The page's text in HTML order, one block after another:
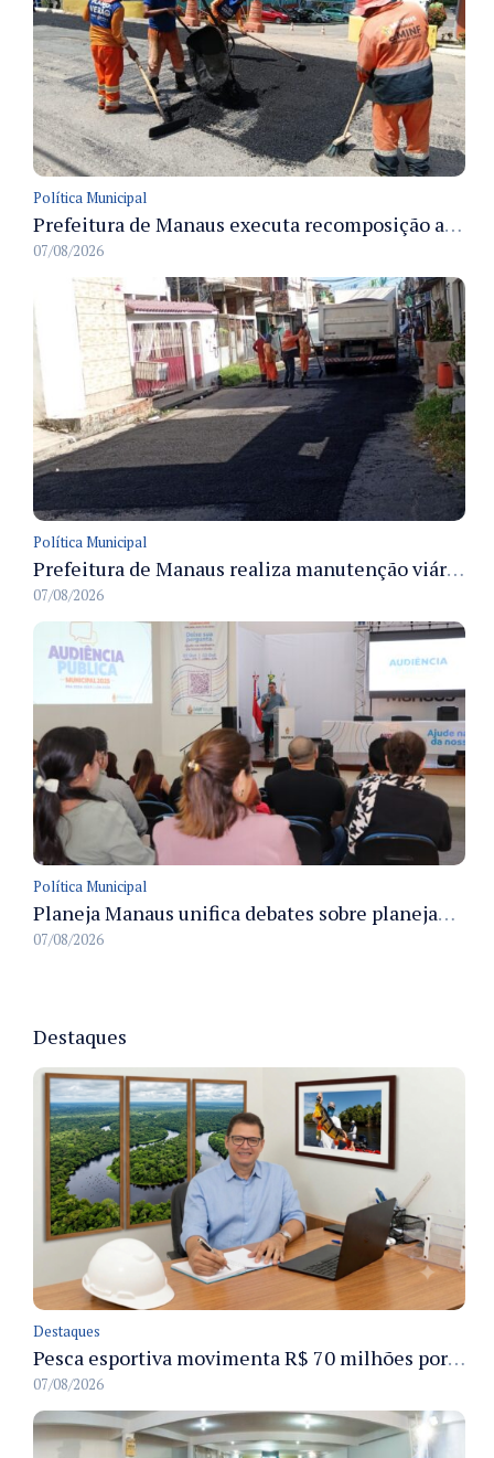
Política Municipal
Prefeitura de Manaus executa recomposição asfáltica na rua Anhandui e retoma serviços no bairro Flores
07/08/2026
Política Municipal
Prefeitura de Manaus realiza manutenção viária e recupera pavimento na rua Almir Pedreiras em Petrópolis
07/08/2026
Política Municipal
Planeja Manaus unifica debates sobre planejamento público, orçamento e serviços nos dias 16 e 17 de setembro
07/08/2026
Destaques
Destaques
Pesca esportiva movimenta R$ 70 milhões por ano e ganha espaço na economia sustentável do Amazonas
07/08/2026